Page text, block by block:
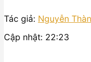
Tác giả: Nguyễn
Cập nhật: 22:23